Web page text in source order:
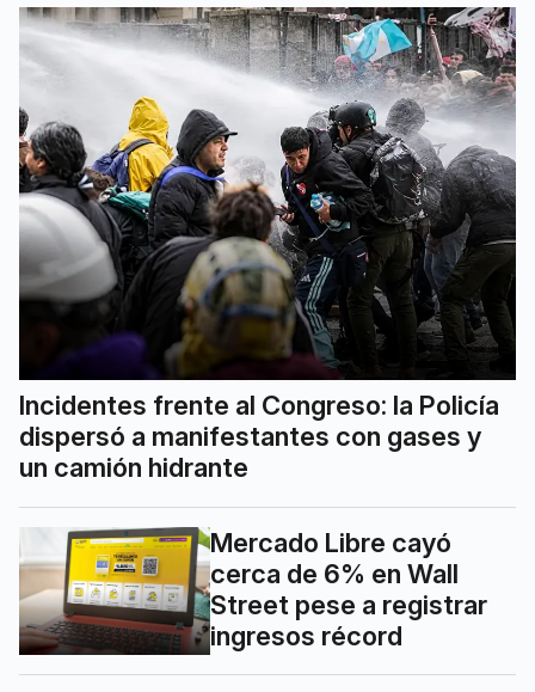
Incidentes frente al Congreso: la Policía
dispersó a manifestantes con gases y
un camión hidrante
Mercado Libre cayó
cerca de 6% en Wall
Street pese a registrar
ingresos récord